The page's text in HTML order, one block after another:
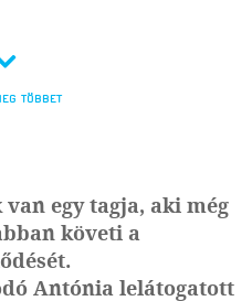
TÖBBET
egy tagja, aki még
követi a
Antónia lelátogatott